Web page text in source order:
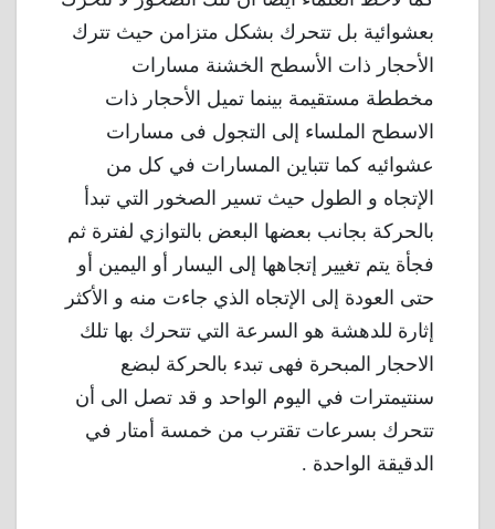
بعشوائية بل تتحرك بشكل متزامن حيث تترك
الأحجار ذات الأسطح الخشنة مسارات
مخططة مستقيمة بينما تميل الأحجار ذات
الاسطح الملساء إلى التجول فى مسارات
عشوائيه كما تتباين المسارات في كل من
الإتجاه و الطول حيث تسير الصخور التي تبدأ
بالحركة بجانب بعضها البعض بالتوازي لفترة ثم
فجأة يتم تغيير إتجاهها إلى اليسار أو اليمين أو
حتى العودة إلى الإتجاه الذي جاءت منه و الأكثر
إثارة للدهشة هو السرعة التي تتحرك بها تلك
الاحجار المبحرة فهى تبدء بالحركة لبضع
سنتيمترات في اليوم الواحد و قد تصل الى أن
تتحرك بسرعات تقترب من خمسة أمتار في
الدقيقة الواحدة .